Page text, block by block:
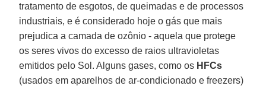
tratamento de esgotos, de queimadas e de processos
industriais, e é considerado hoje o gás que mais
prejudica a camada de ozônio - aquela que protege
os seres vivos do excesso de raios ultravioletas
emitidos pelo Sol. Alguns gases, como os HFCs
(usados em aparelhos de ar-condicionado e freezers)